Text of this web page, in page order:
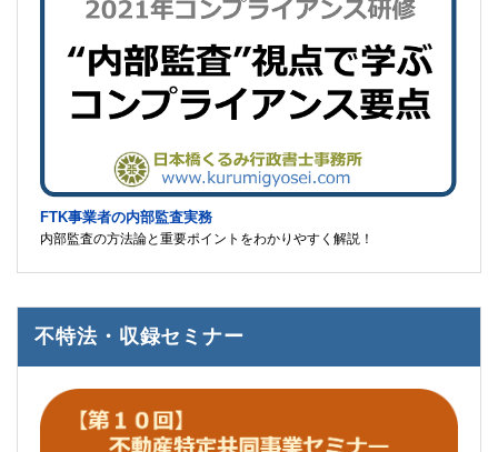
FTK事業者の内部監査実務
内部監査の方法論と重要ポイントをわかりやすく解説！
不特法・収録セミナー